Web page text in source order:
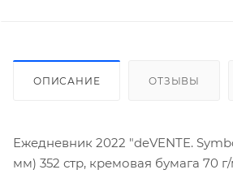
ОПИСАНИЕ ОТЗЫВЫ
Ежедневник 2022 "deVENTE.
мм) 352 стр, кремовая бумага 70